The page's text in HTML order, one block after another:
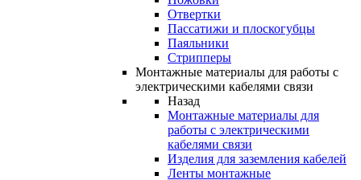
Отвертки
Пассатижи и плоскогубцы
Паяльники
Стрипперы
Монтажные материалы для работы с
электрическими кабелями связи
Назад
Монтажные материалы для
работы с электрическими
кабелями связи
Изделия для заземления кабелей
Ленты монтажные